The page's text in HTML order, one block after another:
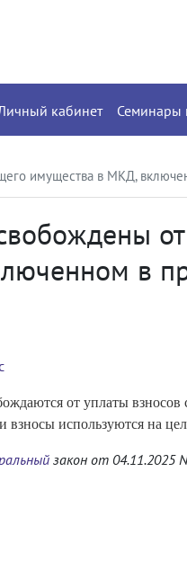
кабинет Семинары
имущества в МКД,
от
в
от уплаты взносов
используются на
закон от 04.11.2025